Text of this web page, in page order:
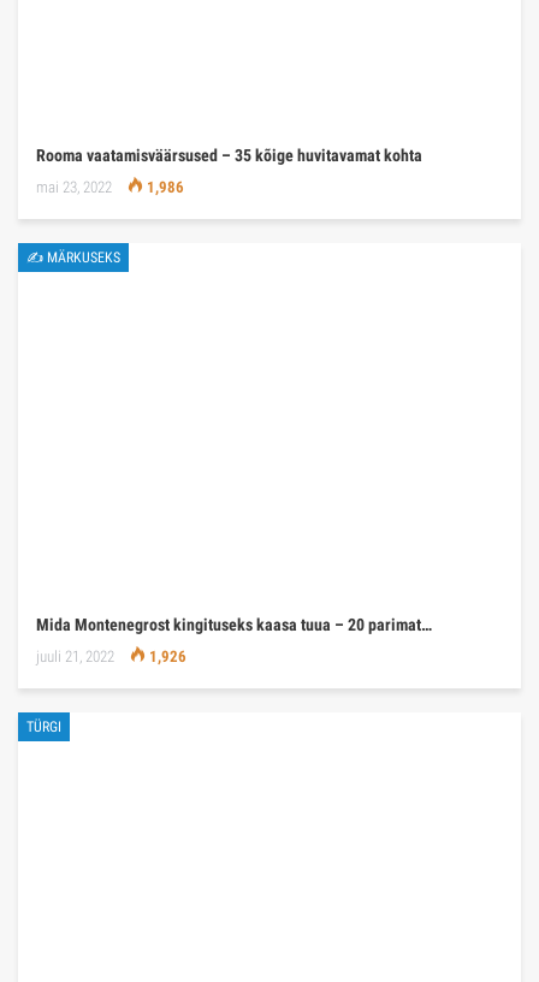
Rooma vaatamisväärsused – 35 kõige huvitavamat kohta
mai 23, 2022 1,986
✍ MÄRKUSEKS
Mida Montenegrost kingituseks kaasa tuua – 20 parimat…
juuli 21, 2022 1,926
TÜRGI